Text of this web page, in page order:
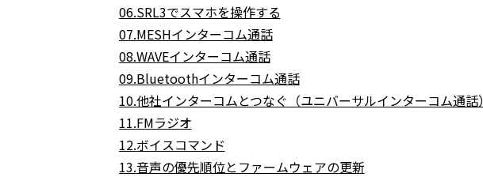
06.SRL3でスマホを操作する
07.MESHインターコム通話
08.WAVEインターコム通話
09.Bluetoothインターコム通話
10.他社インターコムとつなぐ（ユニバーサルインターコム通話）
11.FMラジオ
12.ボイスコマンド
13.音声の優先順位とファームウェアの更新